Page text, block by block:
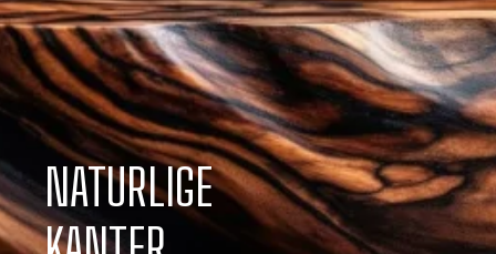
NATURLIGE